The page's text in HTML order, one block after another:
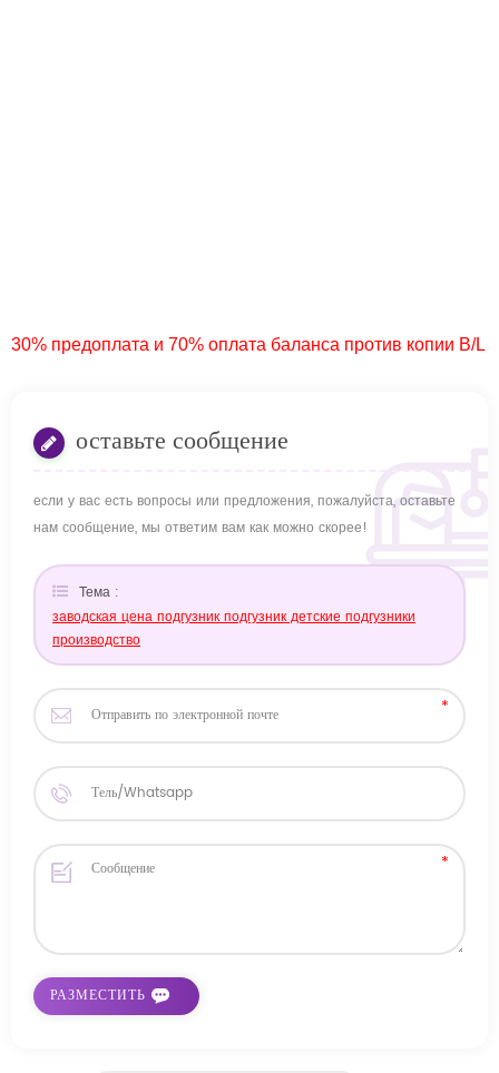
30% предоплата и 70% оплата баланса против копии B/L
оставьте сообщение
если у вас есть вопросы или предложения, пожалуйста, оставьте
нам сообщение, мы ответим вам как можно скорее!
Тема :
заводская цена подгузник подгузник детские подгузники
производство